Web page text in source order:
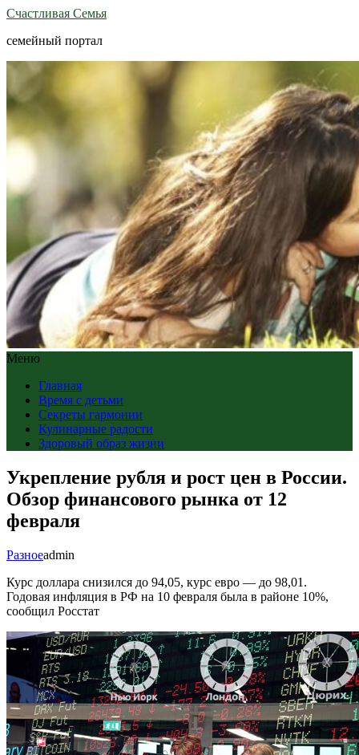
Счастливая Семья
семейный портал
Меню
Главная
Время с детьми
Секреты гармонии
Кулинарные радости
Здоровый образ жизни
Укрепление рубля и рост цен в России.
Обзор финансового рынка от 12
февраля
Разноеadmin
Курс доллара снизился до 94,05, курс евро — до 98,01.
Годовая инфляция в РФ на 10 февраля была в районе 10%,
сообщил Росстат